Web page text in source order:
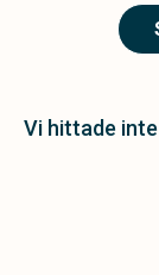
Vi hittade